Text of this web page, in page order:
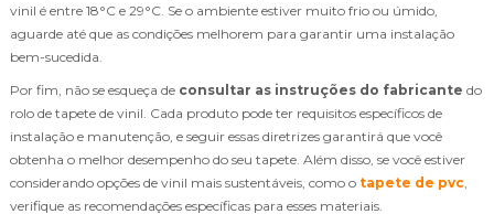
vinil é entre 18°C e 29°C. Se o ambiente estiver muito frio ou úmido,
aguarde até que as condições melhorem para garantir uma instalação
bem-sucedida.
Por fim, não se esqueça de consultar as instruções do fabricante do
rolo de tapete de vinil. Cada produto pode ter requisitos específicos de
instalação e manutenção, e seguir essas diretrizes garantirá que você
obtenha o melhor desempenho do seu tapete. Além disso, se você estiver
considerando opções de vinil mais sustentáveis, como o tapete de pvc
verifique as recomendações específicas para esses materiais.